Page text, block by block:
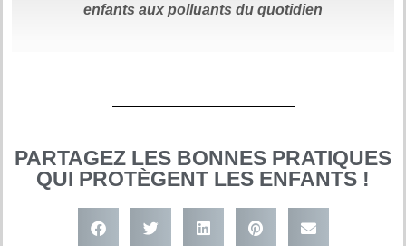
enfants aux polluants du quotidien
PARTAGEZ LES BONNES PRATIQUES
QUI PROTÈGENT LES ENFANTS !